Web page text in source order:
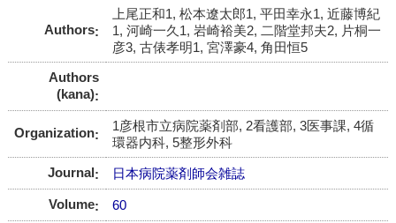
Authors
上尾正和1, 松本遼太郎1, 平田幸永1, 近藤博紀
1, 河崎一久1, 岩崎裕美2, 二階堂邦夫2, 片桐一
彦3, 古俵孝明1, 宮澤豪4, 角田恒5
Authors
(kana)
Organization
1彦根市立病院薬剤部, 2看護部, 3医事課, 4循
環器内科, 5整形外科
Journal
日本病院薬剤師会雑誌
Volume 60